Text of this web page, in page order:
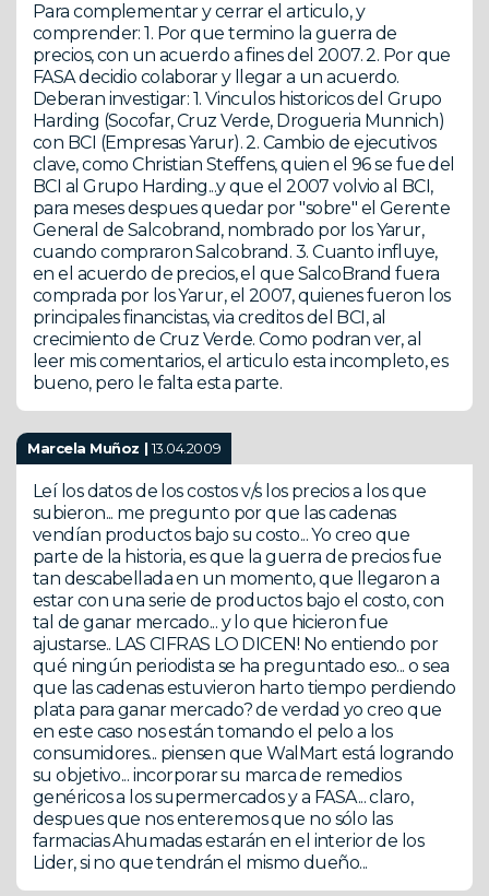
Para complementar y cerrar el articulo, y
comprender: 1. Por que termino la guerra de
precios, con un acuerdo a fines del 2007. 2. Por que
FASA decidio colaborar y llegar a un acuerdo.
Deberan investigar: 1. Vinculos historicos del Grupo
Harding (Socofar, Cruz Verde, Drogueria Munnich)
con BCI (Empresas Yarur). 2. Cambio de ejecutivos
clave, como Christian Steffens, quien el 96 se fue del
BCI al Grupo Harding...y que el 2007 volvio al BCI,
para meses despues quedar por "sobre" el Gerente
General de Salcobrand, nombrado por los Yarur,
cuando compraron Salcobrand. 3. Cuanto influye,
en el acuerdo de precios, el que SalcoBrand fuera
comprada por los Yarur, el 2007, quienes fueron los
principales financistas, via creditos del BCI, al
crecimiento de Cruz Verde. Como podran ver, al
leer mis comentarios, el articulo esta incompleto, es
bueno, pero le falta esta parte.
Marcela Muñoz |13.04.2009
Leí los datos de los costos v/s los precios a los que
subieron... me pregunto por que las cadenas
vendían productos bajo su costo... Yo creo que
parte de la historia, es que la guerra de precios fue
tan descabellada en un momento, que llegaron a
estar con una serie de productos bajo el costo, con
tal de ganar mercado... y lo que hicieron fue
ajustarse.. LAS CIFRAS LO DICEN! No entiendo por
qué ningún periodista se ha preguntado eso... o sea
que las cadenas estuvieron harto tiempo perdiendo
plata para ganar mercado? de verdad yo creo que
en este caso nos están tomando el pelo a los
consumidores... piensen que WalMart está logrando
su objetivo... incorporar su marca de remedios
genéricos a los supermercados y a FASA... claro,
despues que nos enteremos que no sólo las
farmacias Ahumadas estarán en el interior de los
Lider, si no que tendrán el mismo dueño...